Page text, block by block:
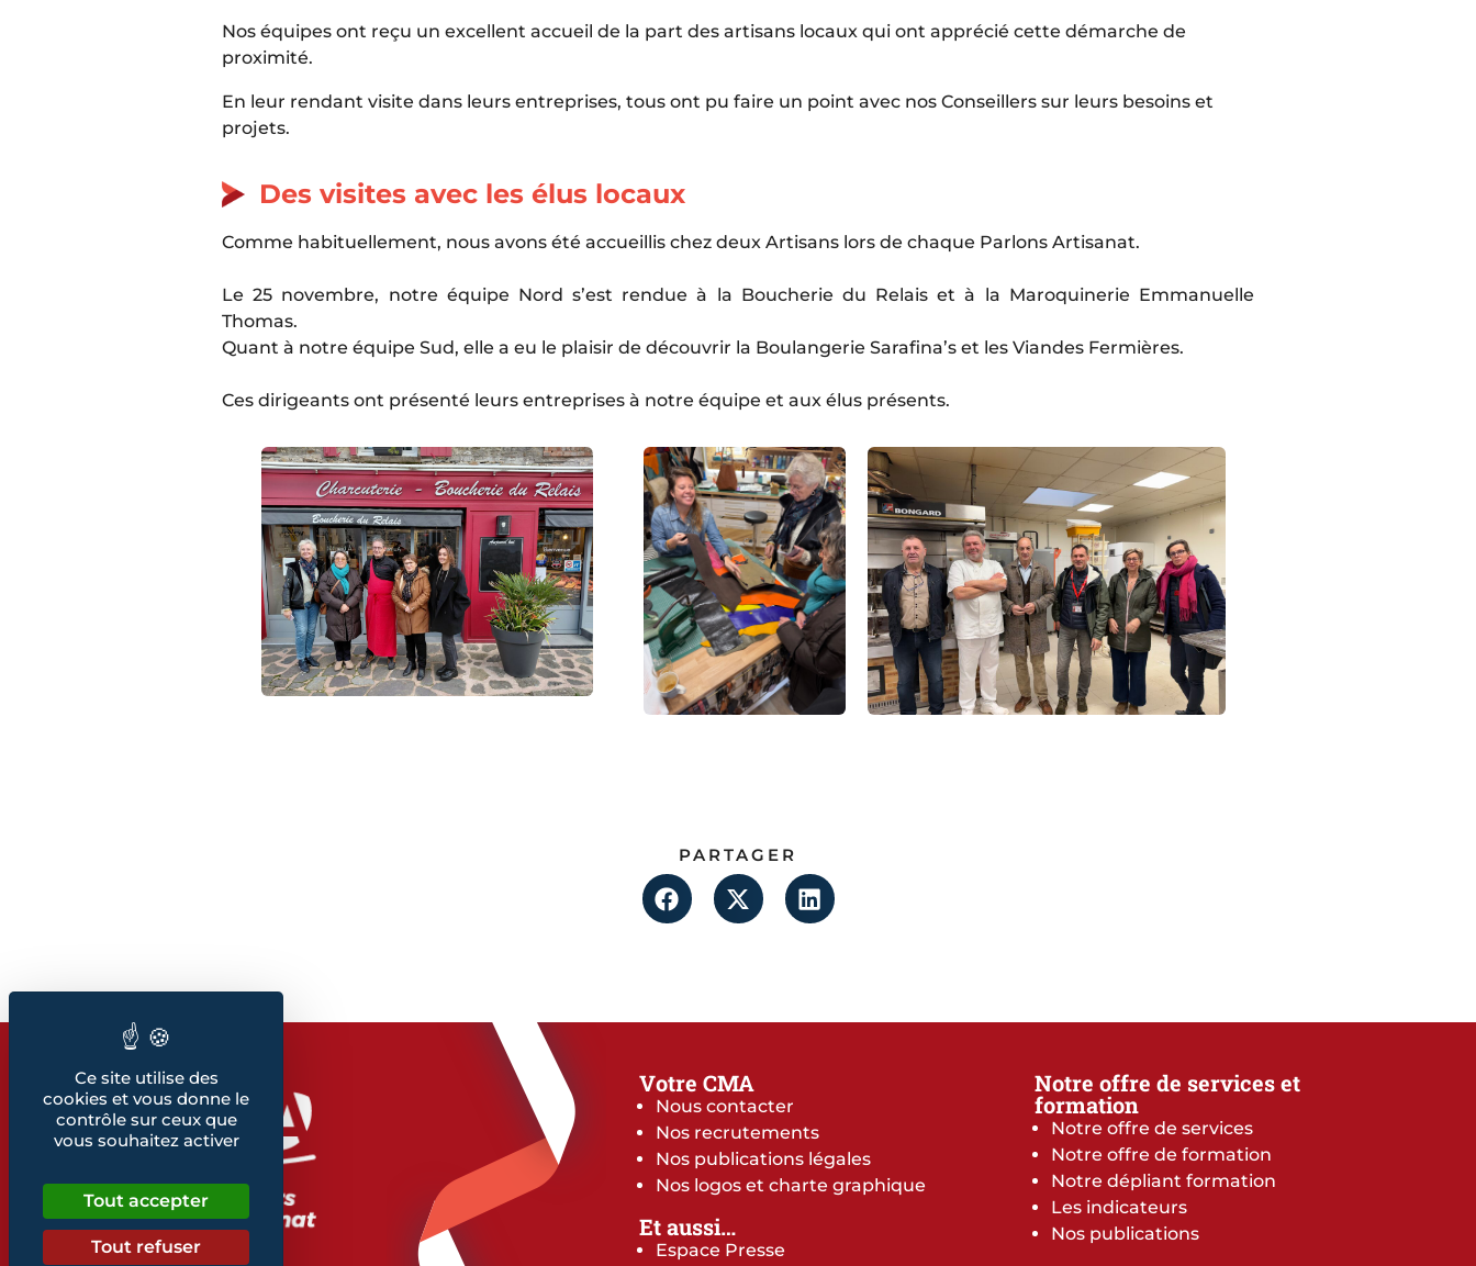
Nos équipes ont reçu un excellent accueil de la part des artisans locaux qui ont apprécié cette démarche de
proximité.
En leur rendant visite dans leurs entreprises, tous ont pu faire un point avec nos Conseillers sur leurs besoins et
projets.
Des visites avec les élus locaux
Comme habituellement, nous avons été accueillis chez deux Artisans lors de chaque Parlons Artisanat.
Le 25 novembre, notre équipe Nord s’est rendue à la Boucherie du Relais et à la Maroquinerie Emmanuelle
Thomas.
Quant à notre équipe Sud, elle a eu le plaisir de découvrir la Boulangerie Sarafina’s et les Viandes Fermières.
Ces dirigeants ont présenté leurs entreprises à notre équipe et aux élus présents.
PARTAGER
Votre CMA
Nous contacter
Nos recrutements
Nos publications légales
Nos logos et charte graphique
Et aussi…
Espace Presse
Notre offre de services et
formation
Notre offre de services
Notre offre de formation
Notre dépliant formation
Les indicateurs
Nos publications
Ce site utilise des
cookies et vous donne le
contrôle sur ceux que
vous souhaitez activer
Tout accepter
Tout refuser